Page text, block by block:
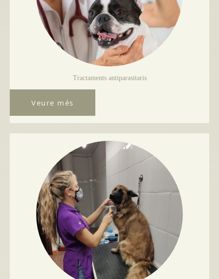
Tractaments antiparasitaris
Veure més